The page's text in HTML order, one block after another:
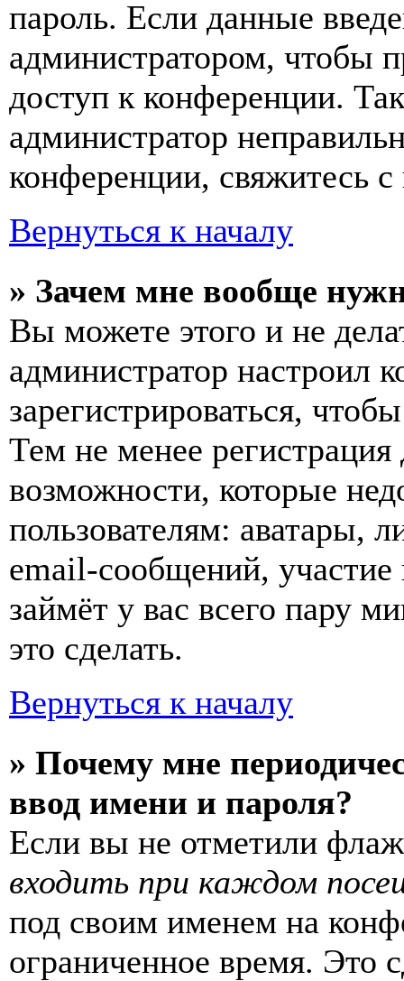
пароль. Если данные
администратором, чтобы
доступ к конференции.
администратор
конференции, свяжитесь
Вернуться к началу
» Зачем мне вообще
Вы можете этого и не
администратор
зарегистрироваться,
Тем не менее
возможности, которые
пользователям: аватары,
email-сообщений, участие
займёт у вас всего пару
это сделать.
Вернуться к началу
» Почему мне
ввод имени и пароля?
Если вы не отметили
входить при каждом
под своим именем на
ограниченное время. Это